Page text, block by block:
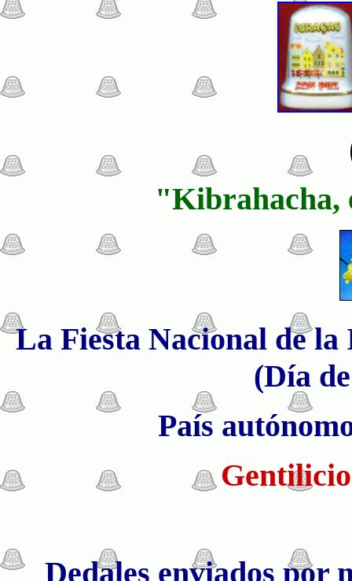
"Kibrahacha,
La Fiesta Nacional de la
(Día
País
Dedales enviados por